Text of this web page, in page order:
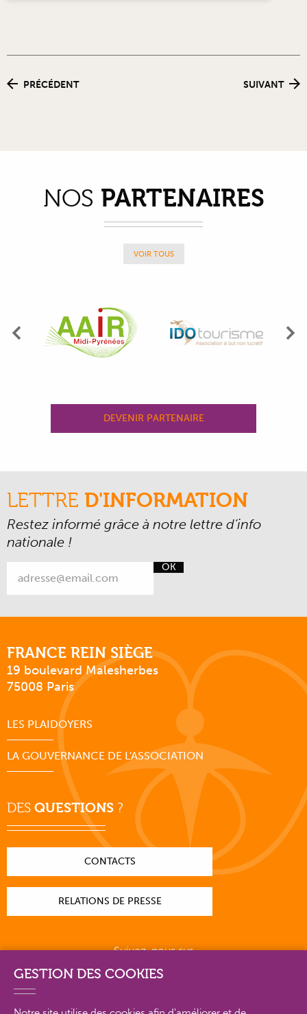
PRÉCÉDENT SUIVANT
NOS PARTENAIRES
VOIR TOUS
Précédent
DEVENIR PARTENAIRE
LETTRE D'INFORMATION
Restez informé grâce à notre lettre d’info
nationale !
OK
FRANCE REIN SIÈGE
19 boulevard Malesherbes
75008 Paris
LES PLAIDOYERS
LA GOUVERNANCE DE L'ASSOCIATION
DES QUESTIONS ?
CONTACTS
RELATIONS DE PRESSE
Suivez-nous sur
GESTION DES COOKIES